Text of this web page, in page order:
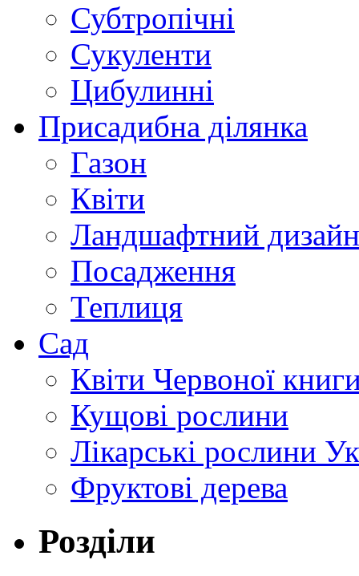
Субтропічні
Сукуленти
Цибулинні
Присадибна ділянка
Газон
Квіти
Ландшафтний дизайн
Посадження
Теплиця
Сад
Квіти Червоної
Кущові рослини
Лікарські рослини
Фруктові дерева
Розділи